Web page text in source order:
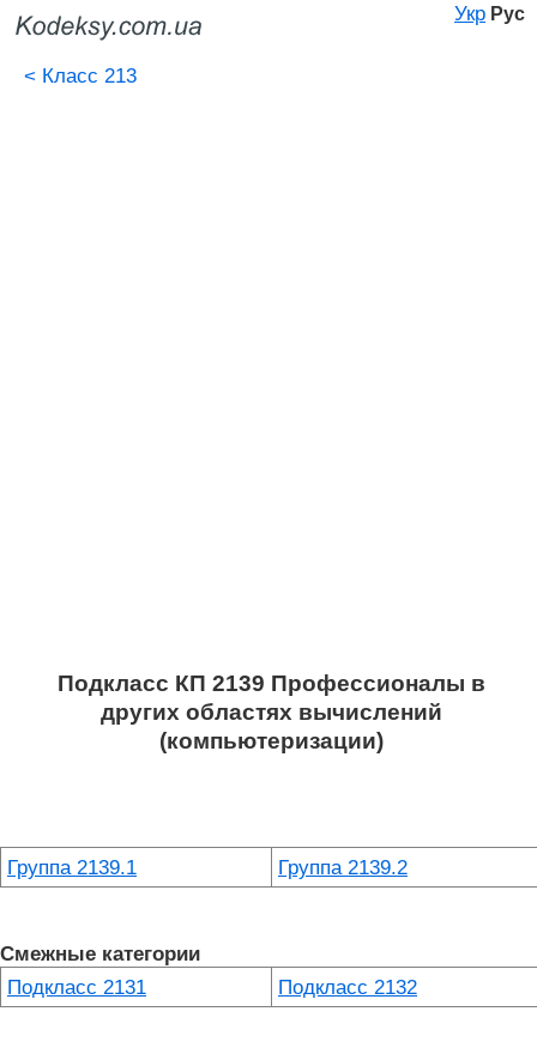
Укр Рус
< Класс 213
Подкласс КП 2139 Профессионалы в
других областях вычислений
(компьютеризации)
Группа 2139.1 Группа 2139.2
Смежные категории
Подкласс 2131
Подкласс 2132